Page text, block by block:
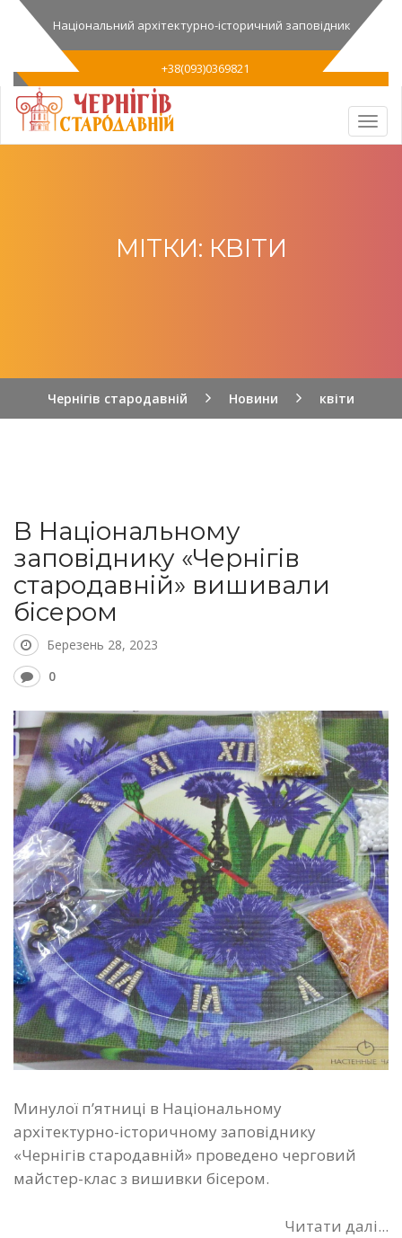
Національний архітектурно-історичний заповідник
+38(093)0369821
МІТКИ: КВІТИ
Чернігів стародавній Новини квіти
В Національному
заповіднику «Чернігів
стародавній» вишивали
бісером
Березень 28, 2023
0
Минулої п’ятниці в Національному
архітектурно-історичному заповіднику
«Чернігів стародавній» проведено черговий
майстер-клас з вишивки бісером.
Читати далі...